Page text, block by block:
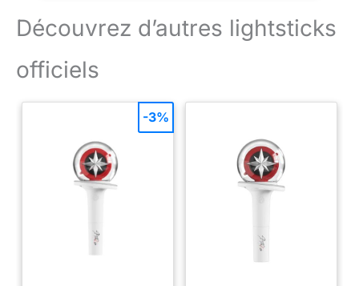
stable - Design exclusif
Découvrez d’autres lightsticks
officiels
-3%